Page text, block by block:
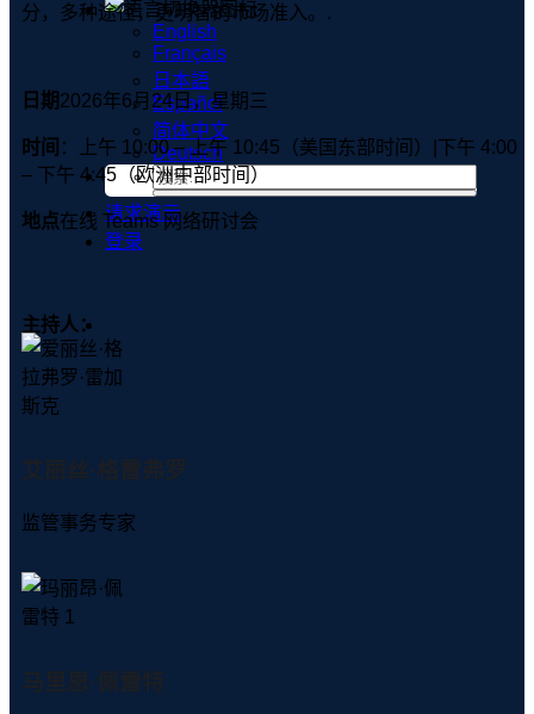
English
Français
日本語
Español
简体中文
Deutsch
请求演示
登录
分，多种途径，更明智的市场准入。.
日期2026年6月24日，星期三
时间 ：上午 10:00 – 上午 10:45（美国东部时间）|下午 4:00
– 下午 4:45（欧洲中部时间）
地点在线 Teams 网络研讨会
主持人：
监管事务专家